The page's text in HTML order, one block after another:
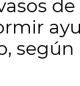
según